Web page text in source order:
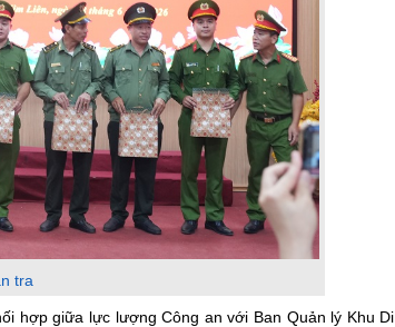
tra
hợp giữa lực lượng Công an với Ban Quản lý Khu